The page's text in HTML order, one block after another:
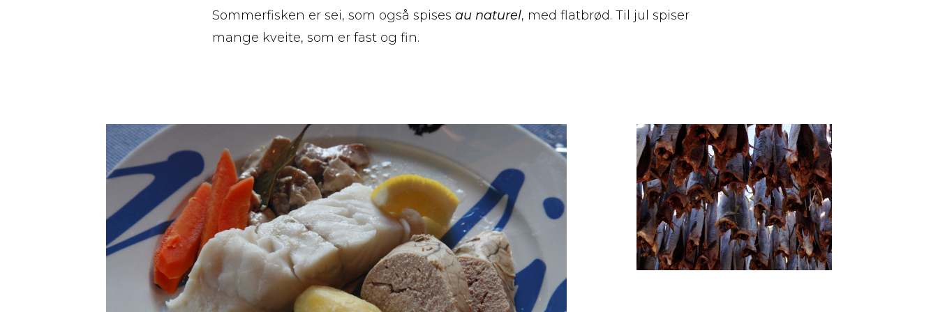
Sommerfisken er sei, som også spises au naturel, med flatbrød. Til jul spiser
mange kveite, som er fast og fin.